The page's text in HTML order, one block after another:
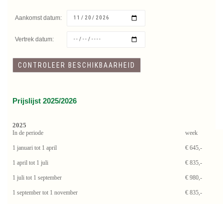
Aankomst datum:
Vertrek datum:
Prijslijst 2025/2026
2025
In de periode week
1 januari tot 1 april € 645,-
1 april tot 1 juli € 835,-
1 juli tot 1 september € 980,-
1 september tot 1 november € 835,-